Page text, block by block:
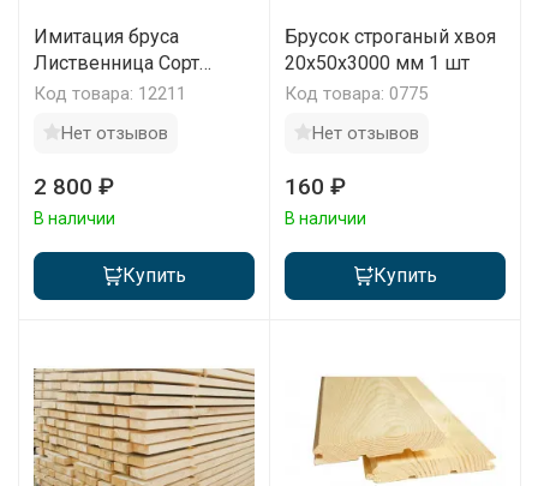
Имитация бруса
Лиственница Сорт
Экстра 170х20х2000-
Код товара: 12211
Нет отзывов
2 800 ₽
В наличии
Купить
Брусок строганый хвоя
20x50x3000 мм 1 шт
Код товара: 0775
Нет отзывов
160 ₽
В наличии
Купить